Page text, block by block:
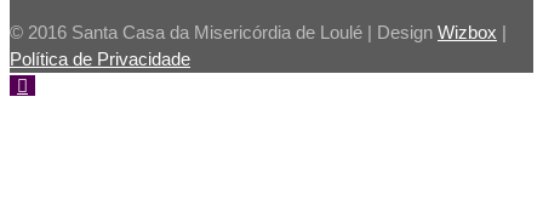
© 2016 Santa Casa da Misericórdia de Loulé | Design Wizbox |
Política de Privacidade